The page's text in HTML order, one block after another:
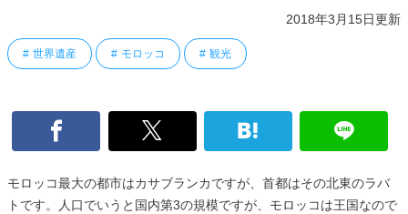
2018年3月15日更新
世界遺産 モロッコ 観光
モロッコ最大の都市はカサブランカですが、首都はその北東のラバ
トです。人口でいうと国内第3の規模ですが、モロッコは王国なので